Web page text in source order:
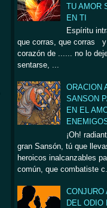
TU AMOR
EN TI
Espíritu
que corras, que corras y
corazón de ...... no lo
sentarse, ...
ORACION
SANSON
EN EL
¡Oh!
gran Sansón, tú que
heroicos inalcanzables
común, que combatiste
CONJURO
DEL ODIO